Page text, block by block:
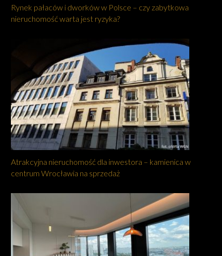
Rynek pałaców i dworków w Polsce – czy zabytkowa
nieruchomość warta jest ryzyka?
Atrakcyjna nieruchomość dla inwestora – kamienica w
centrum Wrocławia na sprzedaż